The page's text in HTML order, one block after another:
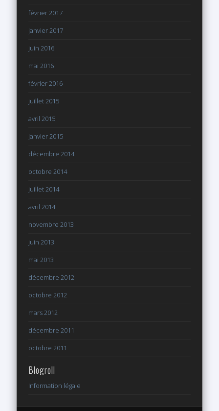
février 2017
janvier 2017
juin 2016
mai 2016
février 2016
juillet 2015
avril 2015
janvier 2015
décembre 2014
octobre 2014
juillet 2014
avril 2014
novembre 2013
juin 2013
mai 2013
décembre 2012
octobre 2012
mars 2012
décembre 2011
octobre 2011
Blogroll
Information légale